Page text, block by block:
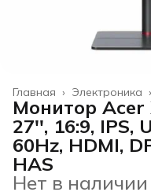
Электроника ›
Главная ›
Монитор Acer
27'', 16:9, IPS,
60Hz, HDMI,
HAS
Нет в наличии